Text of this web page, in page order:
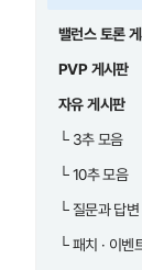
밸런스 토론
PVP 게시판
자유 게시판
└3추 모음
└10추 모음
└질문과 답변
└패치 · 이벤